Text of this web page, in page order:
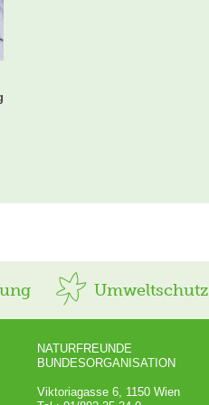
Umweltschutz
NATURFREUNDE
BUNDESORGANISATION
Viktoriagasse 6, 1150 Wien